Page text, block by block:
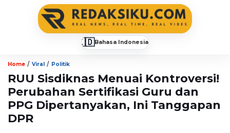
🇮🇩Bahasa Indonesia
Home / Viral / Politik
RUU Sisdiknas Menuai Kontroversi!
Perubahan Sertifikasi Guru dan
PPG Dipertanyakan, Ini Tanggapan
DPR